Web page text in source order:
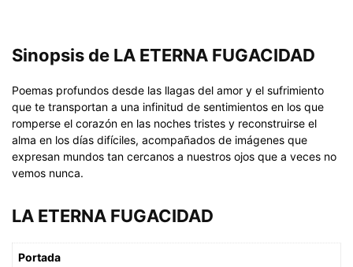
Sinopsis de LA ETERNA FUGACIDAD
Poemas profundos desde las llagas del amor y el sufrimiento
que te transportan a una infinitud de sentimientos en los que
romperse el corazón en las noches tristes y reconstruirse el
alma en los días difíciles, acompañados de imágenes que
expresan mundos tan cercanos a nuestros ojos que a veces no
vemos nunca.
LA ETERNA FUGACIDAD
Portada